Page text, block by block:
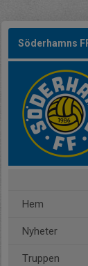
Söderhamns
Hem
Nyheter
Truppen